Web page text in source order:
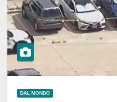
DAL MONDO